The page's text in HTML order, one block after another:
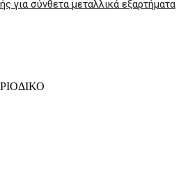
για σύνθετα μεταλλικά εξαρτήματα